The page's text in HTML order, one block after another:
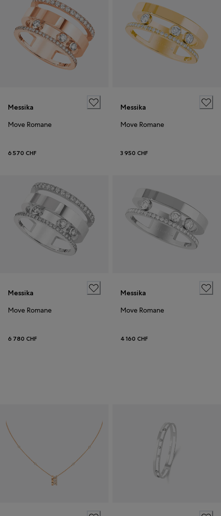
Messika
Move Romane
6 570 CHF
Messika
Move Romane
3 950 CHF
Messika
Move Romane
6 780 CHF
Messika
Move Romane
4 160 CHF